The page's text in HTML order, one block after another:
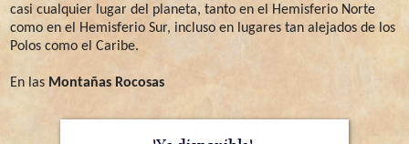
casi cualquier lugar del planeta, tanto en el Hemisferio Norte
como en el Hemisferio Sur, incluso en lugares tan alejados de los
Polos como el Caribe.
En las Montañas Rocosas